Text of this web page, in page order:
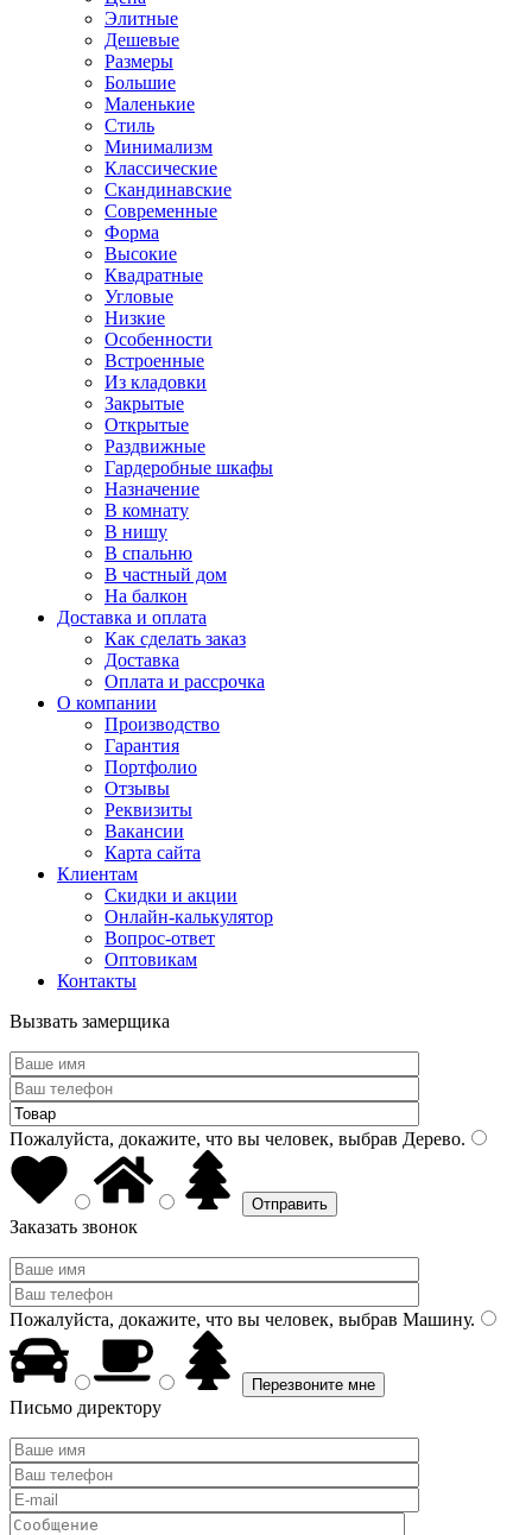
Элитные
Дешевые
Размеры
Большие
Маленькие
Стиль
Минимализм
Классические
Скандинавские
Современные
Форма
Высокие
Квадратные
Угловые
Низкие
Особенности
Встроенные
Из кладовки
Закрытые
Открытые
Раздвижные
Гардеробные шкафы
Назначение
В комнату
В нишу
В спальню
В частный дом
На балкон
Доставка и оплата
Как сделать заказ
Доставка
Оплата и рассрочка
О компании
Производство
Гарантия
Портфолио
Отзывы
Реквизиты
Вакансии
Карта сайта
Клиентам
Скидки и акции
Онлайн-калькулятор
Вопрос-ответ
Оптовикам
Контакты
Вызвать замерщика
Пожалуйста, докажите, что вы человек, выбрав Дерево.
Заказать звонок
Пожалуйста, докажите, что вы человек, выбрав Машину.
Письмо директору